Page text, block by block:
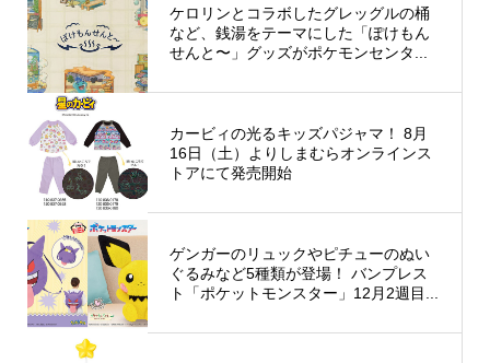
ケロリンとコラボしたグレッグルの桶
など、銭湯をテーマにした「ぽけもん
せんと〜」グッズがポケモンセンタ...
カービィの光るキッズパジャマ！ 8月
16日（土）よりしまむらオンラインス
トアにて発売開始
ゲンガーのリュックやピチューのぬい
ぐるみなど5種類が登場！ バンプレス
ト「ポケットモンスター」12月2週目...